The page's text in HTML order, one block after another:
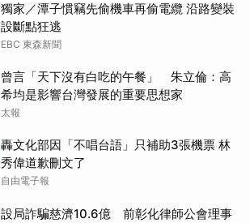
獨家／潭子慣竊先偷機車再偷電纜 沿路變裝
設斷點狂逃
EBC 東森新聞
曾言「天下沒有白吃的午餐」 朱立倫：高
希均是影響台灣發展的重要思想家
太報
轟文化部因「不唱台語」只補助3張機票 林
秀偉道歉刪文了
自由電子報
設局詐騙慈濟10.6億 前彰化律師公會理事